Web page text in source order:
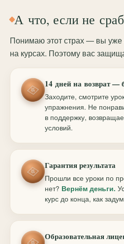
А что, если не
Понимаю этот страх — вы уже
на курсах. Поэтому вас
14 дней на возврат —
Заходите, смотрите
упражнения. Не
в поддержку,
условий.
Гарантия результата
Прошли все уроки по
нет? Вернём деньги.
курс до конца, как
Образовательная